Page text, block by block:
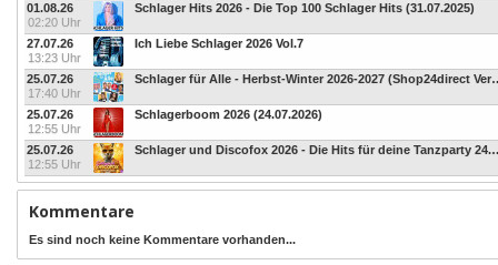
01.08.26
02:20 Uhr
Schlager Hits 2026 - Die Top 100 Schlager Hits (31.07.2025)
27.07.26
13:23 Uhr
Ich Liebe Schlager 2026 Vol.7
25.07.26
17:40 Uhr
Schlager für Alle -
25.07.26
12:55 Uhr
Schlagerboom 2026 (24.07.2026)
25.07.26
12:55 Uhr
Schlager und Discofox
Kommentare
Es sind noch keine Kommentare vorhanden...